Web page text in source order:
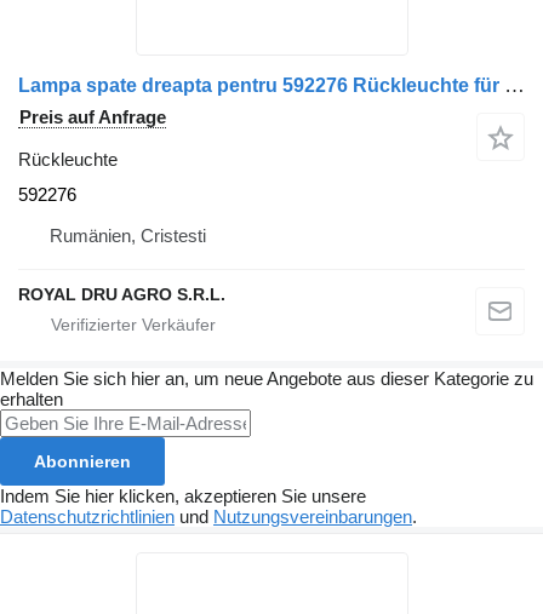
Lampa spate dreapta pentru 592276 Rückleuchte für Scania LKW
Preis auf Anfrage
Rückleuchte
592276
Rumänien, Cristesti
ROYAL DRU AGRO S.R.L.
Melden Sie sich hier an, um neue Angebote aus dieser Kategorie zu
erhalten
Abonnieren
Indem Sie hier klicken, akzeptieren Sie unsere
Datenschutzrichtlinien und Nutzungsvereinbarungen.